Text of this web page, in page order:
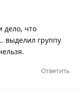
дело, что
выделил группу
Ответить